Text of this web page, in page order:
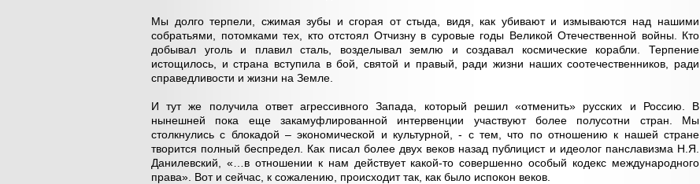
Мы долго терпели, сжимая зубы и сгорая от стыда, видя, как убивают и измываются над нашими
собратьями, потомками тех, кто отстоял Отчизну в суровые годы Великой Отечественной войны. Кто
добывал уголь и плавил сталь, возделывал землю и создавал космические корабли. Терпение
истощилось, и страна вступила в бой, святой и правый, ради жизни наших соотечественников, ради
справедливости и жизни на Земле.
И тут же получила ответ агрессивного Запада, который решил «отменить» русских и Россию. В
нынешней пока еще закамуфлированной интервенции участвуют более полусотни стран. Мы
столкнулись с блокадой – экономической и культурной, - с тем, что по отношению к нашей стране
творится полный беспредел. Как писал более двух веков назад публицист и идеолог панславизма Н.Я.
Данилевский, «…в отношении к нам действует какой-то совершенно особый кодекс международного
права». Вот и сейчас, к сожалению, происходит так, как было испокон веков.